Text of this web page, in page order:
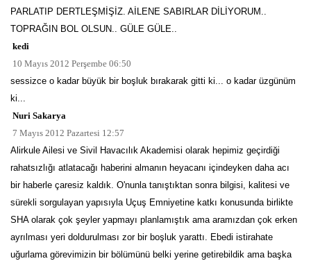
PARLATIP DERTLEŞMİŞİZ. AİLENE SABIRLAR DİLİYORUM..
TOPRAĞIN BOL OLSUN.. GÜLE GÜLE..
kedi
10 Mayıs 2012 Perşembe 06:50
sessizce o kadar büyük bir boşluk bırakarak gitti ki... o kadar üzgünüm
ki...
Nuri Sakarya
7 Mayıs 2012 Pazartesi 12:57
Alirkule Ailesi ve Sivil Havacılık Akademisi olarak hepimiz geçirdiği
rahatsızlığı atlatacağı haberini almanın heyacanı içindeyken daha acı
bir haberle çaresiz kaldık. O'nunla tanıştıktan sonra bilgisi, kalitesi ve
sürekli sorgulayan yapısıyla Uçuş Emniyetine katkı konusunda birlikte
SHA olarak çok şeyler yapmayı planlamıştık ama aramızdan çok erken
ayrılması yeri doldurulması zor bir boşluk yarattı. Ebedi istirahate
uğurlama görevimizin bir bölümünü belki yerine getirebildik ama başka